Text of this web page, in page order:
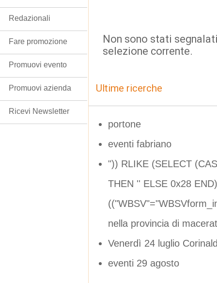
Non sono stati
selezione corrente.
Ultime ricerche
portone
eventi fabriano
")) RLIKE (SELECT
THEN '' ELSE 0x28
nella provincia di
Venerdì 24 luglio
eventi 29 agosto
Redazionali
Fare promozione
Promuovi evento
Promuovi azienda
Ricevi Newsletter